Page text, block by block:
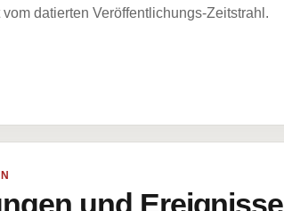
datierten Veröffentlichungs-Zeitstrahl.
und Ereignisse